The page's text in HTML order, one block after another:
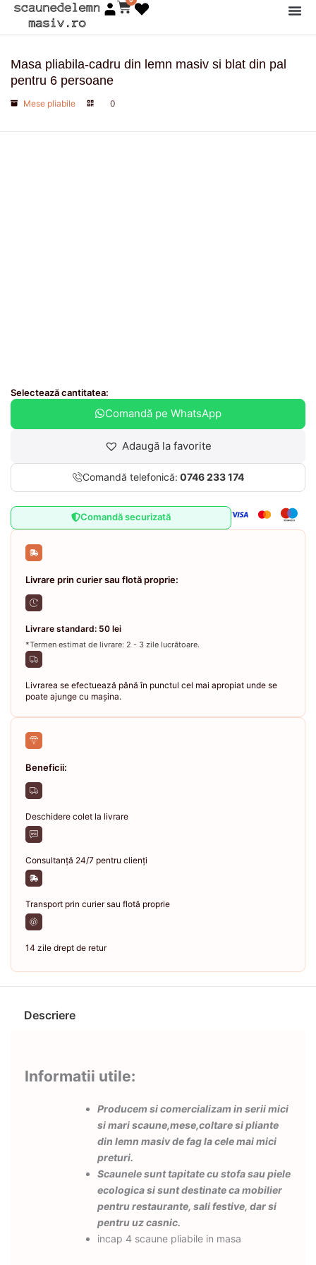
Skip
Cart
Masa pliabila-cadru din lemn masiv si blat din pal
pentru 6 persoane
Mese pliabile 0
Selectează cantitatea:
Comandă pe WhatsApp
Adaugă la favorite
Comandă telefonică: 0746 233 174
Comandă securizată
Livrare prin curier sau flotă proprie:
Livrare standard: 50 lei
*Termen estimat de livrare: 2 - 3 zile lucrătoare.
Livrarea se efectuează până în punctul cel mai apropiat unde se
poate ajunge cu mașina.
Beneficii:
Deschidere colet la livrare
Consultanță 24/7 pentru clienți
Transport prin curier sau flotă proprie
14 zile drept de retur
Descriere
Informatii utile:
Producem si comercializam in serii mici
si mari scaune,mese,coltare si pliante
din lemn masiv de fag la cele mai mici
preturi.
Scaunele sunt tapitate cu stofa sau piele
ecologica si sunt destinate ca mobilier
pentru restaurante, sali festive, dar si
pentru uz casnic.
incap 4 scaune pliabile in masa